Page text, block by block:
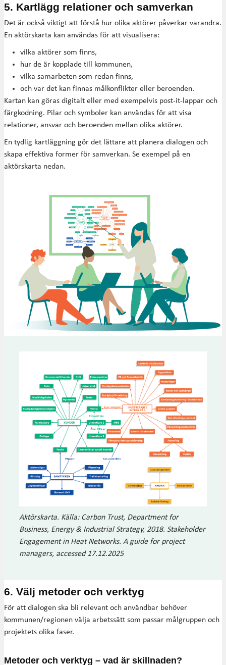
5. Kartlägg relationer och samverkan
Det är också viktigt att förstå hur olika aktörer påverkar varandra.
En aktörskarta kan användas för att visualisera:
vilka aktörer som finns,
hur de är kopplade till kommunen,
vilka samarbeten som redan finns,
och var det kan finnas målkonflikter eller beroenden.
Kartan kan göras digitalt eller med exempelvis post-it-lappar och
färgkodning. Pilar och symboler kan användas för att visa
relationer, ansvar och beroenden mellan olika aktörer.
En tydlig kartläggning gör det lättare att planera dialogen och
skapa effektiva former för samverkan. Se exempel på en
aktörskarta nedan.
Aktörskarta. Källa: Carbon Trust, Department for
Business, Energy & Industrial Strategy, 2018. Stakeholder
Engagement in Heat Networks. A guide for project
managers, accessed 17.12.2025
6. Välj metoder och verktyg
För att dialogen ska bli relevant och användbar behöver
kommunen/regionen välja arbetssätt som passar målgruppen och
projektets olika faser.
Metoder och verktyg – vad är skillnaden?